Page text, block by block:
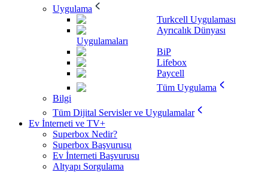
Uygulama
Turkcell Uygulaması
Ayrıcalık Dünyası
Uygulamaları
BiP
Lifebox
Paycell
Tüm Uygulama
Bilgi
Tüm Dijital Servisler ve Uygulamalar
Ev İnterneti ve TV+
Superbox Nedir?
Superbox Başvurusu
Ev İnterneti Başvurusu
Altyapı Sorgulama